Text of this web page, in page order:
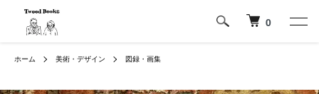
0
ホーム 美術・デザイン 図録・画集